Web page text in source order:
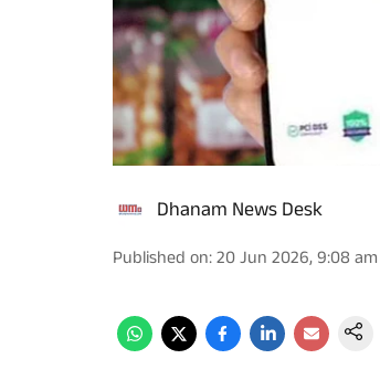
Dhanam News Desk
Published on:20 Jun 2026, 9:08 am